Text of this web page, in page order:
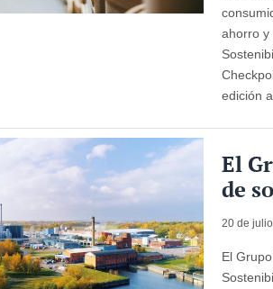
ahorro y
edición
El
de
20 de
El